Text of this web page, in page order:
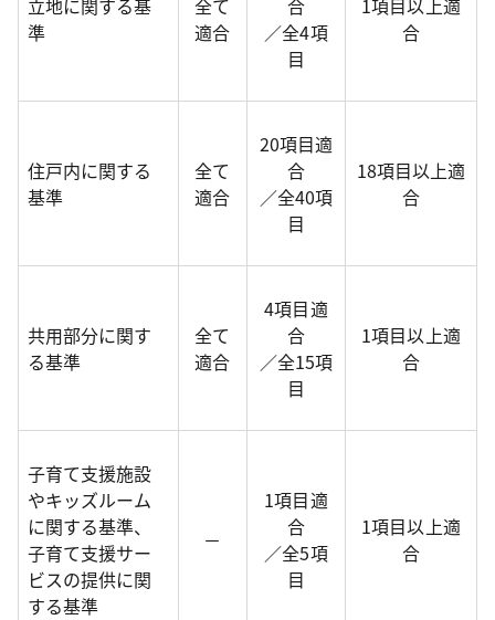
立地に関する基
準
全て
適合
合
／全4項
目
1項目以上適
合
住戸内に関する
基準
全て
適合
20項目適
合
／全40項
目
18項目以上適
合
共用部分に関す
る基準
全て
適合
4項目適
合
／全15項
目
1項目以上適
合
子育て支援施設
やキッズルーム
に関する基準、
子育て支援サー
ビスの提供に関
する基準
－
1項目適
合
／全5項
目
1項目以上適
合